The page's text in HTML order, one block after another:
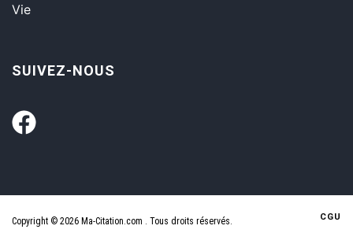
Vie
SUIVEZ-NOUS
Copyright © 2026 Ma-Citation.com . Tous droits réservés. CGU